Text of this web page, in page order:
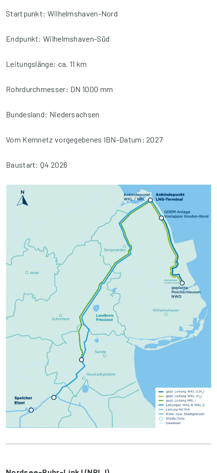
Startpunkt: Wilhelmshaven-Nord
Endpunkt: Wilhelmshaven-Süd
Leitungslänge: ca. 11 km
Rohrdurchmesser: DN 1000 mm
Bundesland: Niedersachsen
Vom Kernnetz vorgegebenes IBN-Datum: 2027
Baustart: Q4 2026